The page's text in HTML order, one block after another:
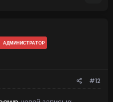
АДМИНИСТРАТОР
#12